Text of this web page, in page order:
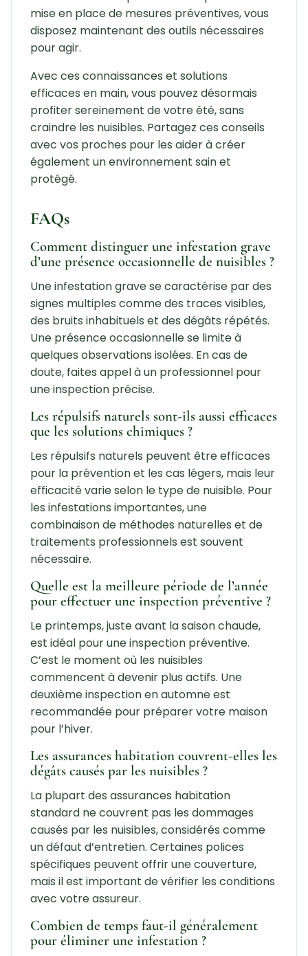
mise en place de mesures préventives, vous
disposez maintenant des outils nécessaires
pour agir.
Avec ces connaissances et solutions
efficaces en main, vous pouvez désormais
profiter sereinement de votre été, sans
craindre les nuisibles. Partagez ces conseils
avec vos proches pour les aider à créer
également un environnement sain et
protégé.
FAQs
Comment distinguer une infestation grave
d’une présence occasionnelle de nuisibles ?
Une infestation grave se caractérise par des
signes multiples comme des traces visibles,
des bruits inhabituels et des dégâts répétés.
Une présence occasionnelle se limite à
quelques observations isolées. En cas de
doute, faites appel à un professionnel pour
une inspection précise.
Les répulsifs naturels sont-ils aussi efficaces
que les solutions chimiques ?
Les répulsifs naturels peuvent être efficaces
pour la prévention et les cas légers, mais leur
efficacité varie selon le type de nuisible. Pour
les infestations importantes, une
combinaison de méthodes naturelles et de
traitements professionnels est souvent
nécessaire.
Quelle est la meilleure période de l’année
pour effectuer une inspection préventive ?
Le printemps, juste avant la saison chaude,
est idéal pour une inspection préventive.
C’est le moment où les nuisibles
commencent à devenir plus actifs. Une
deuxième inspection en automne est
recommandée pour préparer votre maison
pour l’hiver.
Les assurances habitation couvrent-elles les
dégâts causés par les nuisibles ?
La plupart des assurances habitation
standard ne couvrent pas les dommages
causés par les nuisibles, considérés comme
un défaut d’entretien. Certaines polices
spécifiques peuvent offrir une couverture,
mais il est important de vérifier les conditions
avec votre assureur.
Combien de temps faut-il généralement
pour éliminer une infestation ?